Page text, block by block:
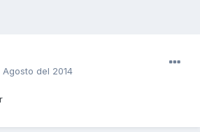
Agosto del 2014